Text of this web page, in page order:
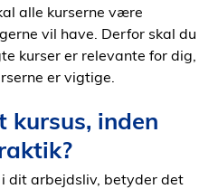
alle kurserne være
vil have. Derfor skal du
kurser er relevante for dig,
er vigtige.
kursus, inden
i dit arbejdsliv, betyder det